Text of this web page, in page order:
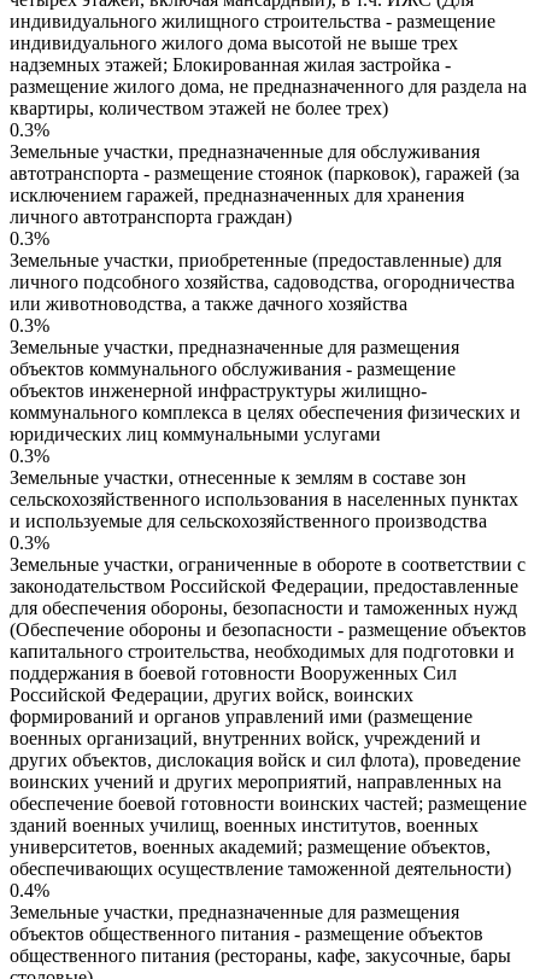
индивидуального жилищного строительства - размещение
индивидуального жилого дома высотой не выше трех
надземных этажей; Блокированная жилая застройка -
размещение жилого дома, не предназначенного для раздела на
квартиры, количеством этажей не более трех)
0.3%
Земельные участки, предназначенные для обслуживания
автотранспорта - размещение стоянок (парковок), гаражей (за
исключением гаражей, предназначенных для хранения
личного автотранспорта граждан)
0.3%
Земельные участки, приобретенные (предоставленные) для
личного подсобного хозяйства, садоводства, огородничества
или животноводства, а также дачного хозяйства
0.3%
Земельные участки, предназначенные для размещения
объектов коммунального обслуживания - размещение
объектов инженерной инфраструктуры жилищно-
коммунального комплекса в целях обеспечения физических и
юридических лиц коммунальными услугами
0.3%
Земельные участки, отнесенные к землям в составе зон
сельскохозяйственного использования в населенных пунктах
и используемые для сельскохозяйственного производства
0.3%
Земельные участки, ограниченные в обороте в соответствии с
законодательством Российской Федерации, предоставленные
для обеспечения обороны, безопасности и таможенных нужд
(Обеспечение обороны и безопасности - размещение объектов
капитального строительства, необходимых для подготовки и
поддержания в боевой готовности Вооруженных Сил
Российской Федерации, других войск, воинских
формирований и органов управлений ими (размещение
военных организаций, внутренних войск, учреждений и
других объектов, дислокация войск и сил флота), проведение
воинских учений и других мероприятий, направленных на
обеспечение боевой готовности воинских частей; размещение
зданий военных училищ, военных институтов, военных
университетов, военных академий; размещение объектов,
обеспечивающих осуществление таможенной деятельности)
0.4%
Земельные участки, предназначенные для размещения
объектов общественного питания - размещение объектов
общественного питания (рестораны, кафе, закусочные, бары